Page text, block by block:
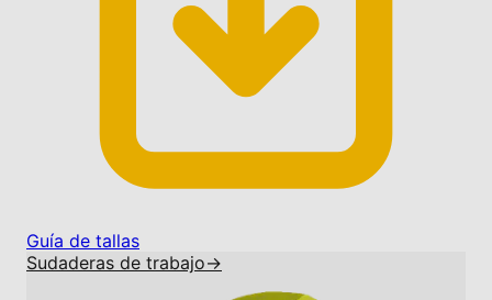
Guía de tallas
Sudaderas de trabajo→